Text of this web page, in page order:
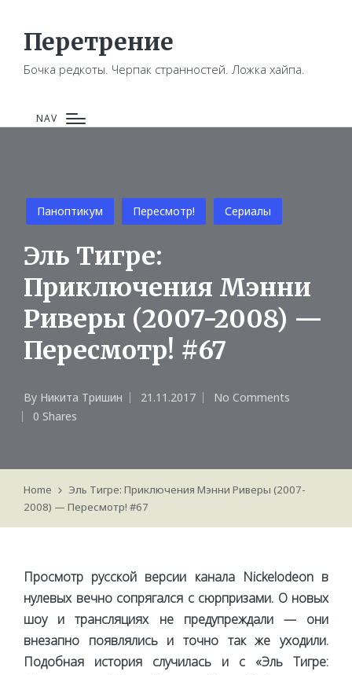
Перетрение
Бочка редкоты. Черпак странностей. Ложка хайпа.
NAV
Posted
in
Паноптикум Пересмотр! Сериалы
Эль Тигре:
Приключения Мэнни
Риверы (2007-2008) —
Пересмотр! #67
Posted
by
By Никита Тришин 21.11.2017
No Comments
0 Shares
Home
Эль Тигре: Приключения Мэнни Риверы (2007-
2008) — Пересмотр! #67
Просмотр русской версии канала Nickelodeon в
нулевых вечно сопрягался с сюрпризами. О новых
шоу и трансляциях не предупреждали — они
внезапно появлялись и точно так же уходили.
Подобная история случилась и с «Эль Тигре: